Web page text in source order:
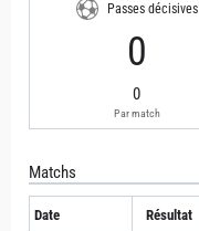
Passes décisives
0
0
Par match
Matchs
Date Résultat